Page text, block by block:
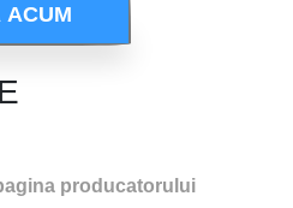
ACUM
producatorului